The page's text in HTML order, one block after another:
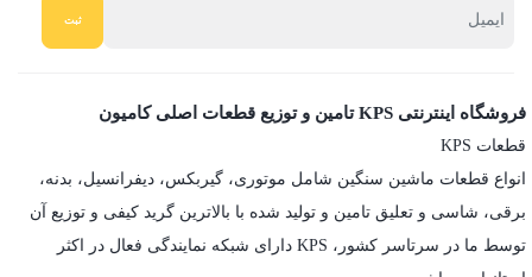
فروشگاه اینترنتی KPS تامین و توزیع قطعات اصلی کامیون
قطعات KPS
انواع قطعات ماشین سنگین شامل موتوری، گیربکس، دیفرانسیل، بدنه،
برقی، شاسی و تعلیق تامین و تولید شده با بالاترین گرید کیفی و توزیع آن
توسط ما در سرتاسر کشور، KPS دارای شبکه نمایندگی فعال در اکثر